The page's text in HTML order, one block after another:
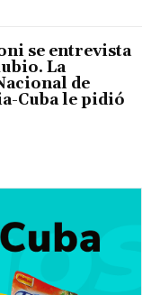
se entrevista
La
de
Cuba le pidió